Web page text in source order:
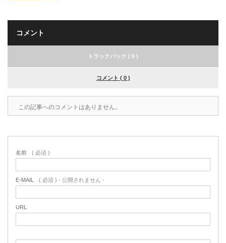
コメント
トラックバック ( 0 )
コメント ( 0 )
この記事へのコメントはありません。
名前 ( 必須 )
E-MAIL ( 必須 ) - 公開されません -
URL